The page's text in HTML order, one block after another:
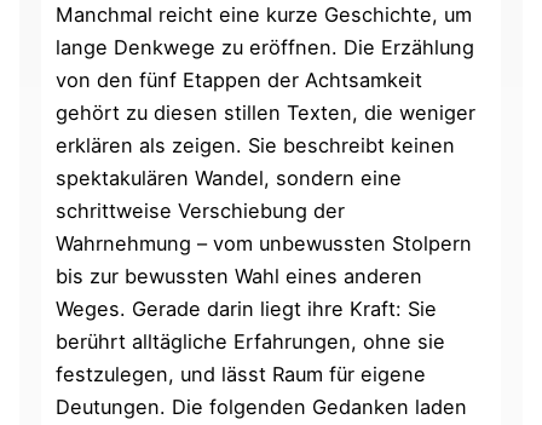
Manchmal reicht eine kurze Geschichte, um
lange Denkwege zu eröffnen. Die Erzählung
von den fünf Etappen der Achtsamkeit
gehört zu diesen stillen Texten, die weniger
erklären als zeigen. Sie beschreibt keinen
spektakulären Wandel, sondern eine
schrittweise Verschiebung der
Wahrnehmung – vom unbewussten Stolpern
bis zur bewussten Wahl eines anderen
Weges. Gerade darin liegt ihre Kraft: Sie
berührt alltägliche Erfahrungen, ohne sie
festzulegen, und lässt Raum für eigene
Deutungen. Die folgenden Gedanken laden